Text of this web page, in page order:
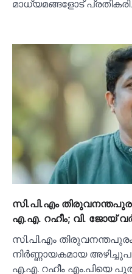
മാധ്യമങ്ങളോട്
സി.പി.എം
എ.എ. റഹീം; വി. ജോയ്
സി.പി.എം
നിർണ്ണായകമായ
എ.എ. റഹീം എം.പിയെ